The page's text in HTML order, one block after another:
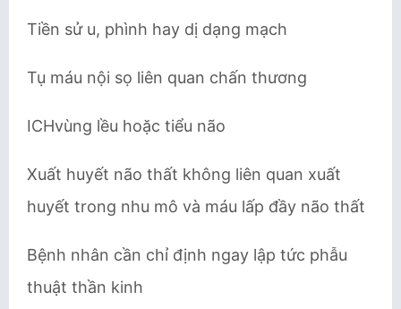
Tiền sử u, phình hay dị dạng mạch
Tụ máu nội sọ liên quan chấn thương
ICHvùng lều hoặc tiểu não
Xuất huyết não thất không liên quan xuất
huyết trong nhu mô và máu lấp đầy não thất
Bệnh nhân cần chỉ định ngay lập tức phẫu
thuật thần kinh